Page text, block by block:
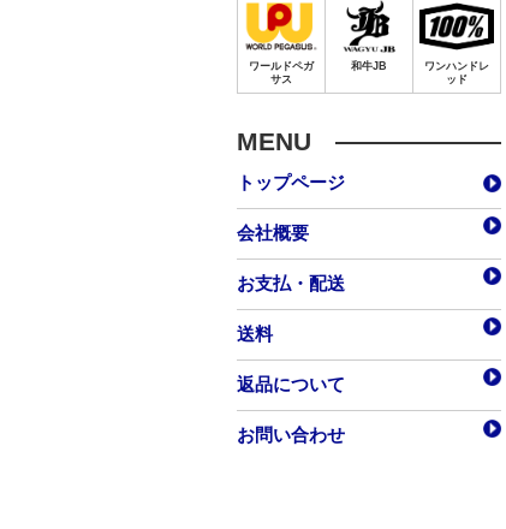
MENU
トップページ
会社概要
お支払・配送
送料
返品について
お問い合わせ